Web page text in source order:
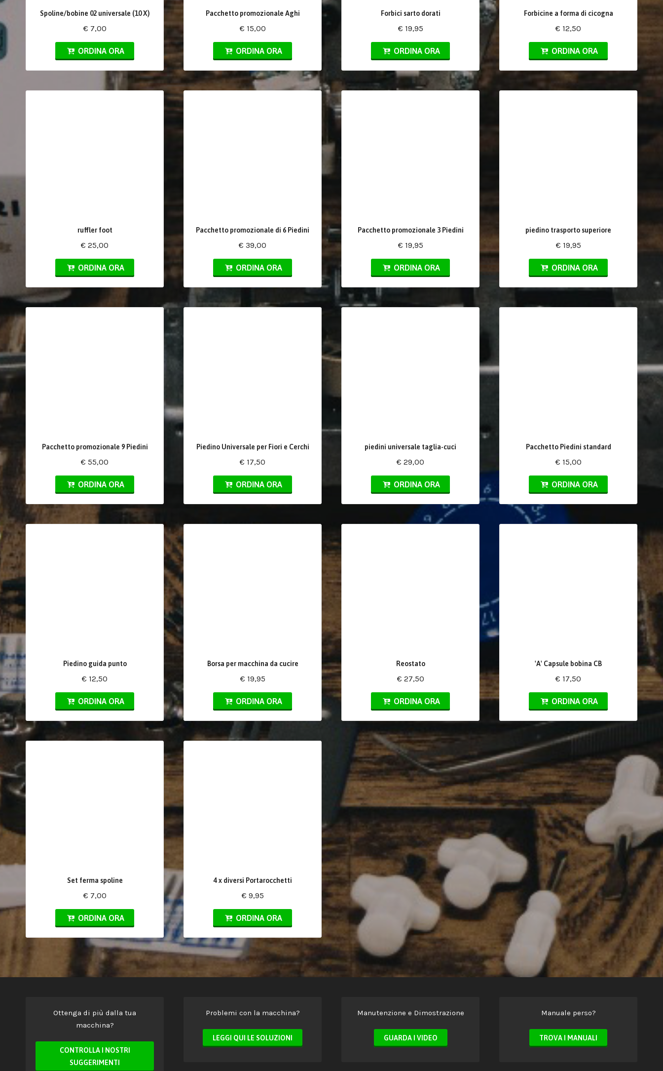
Spoline/bobine 02 universale (10 X)
€ 7,00
ORDINA ORA
Pacchetto promozionale Aghi
€ 15,00
ORDINA ORA
Forbici sarto dorati
€ 19,95
ORDINA ORA
Forbicine a forma di cicogna
€ 12,50
ORDINA ORA
ruffler foot
€ 25,00
ORDINA ORA
Pacchetto promozionale di 6 Piedini
€ 39,00
ORDINA ORA
Pacchetto promozionale 3 Piedini
€ 19,95
ORDINA ORA
piedino trasporto superiore
€ 19,95
ORDINA ORA
Pacchetto promozionale 9 Piedini
€ 55,00
ORDINA ORA
Piedino Universale per Fiori e Cerchi
€ 17,50
ORDINA ORA
piedini universale taglia-cuci
€ 29,00
ORDINA ORA
Pacchetto Piedini standard
€ 15,00
ORDINA ORA
Piedino guida punto
€ 12,50
ORDINA ORA
Borsa per macchina da cucire
€ 19,95
ORDINA ORA
Reostato
€ 27,50
ORDINA ORA
'A' Capsule bobina CB
€ 17,50
ORDINA ORA
Set ferma spoline
€ 7,00
ORDINA ORA
4 x diversi Portarocchetti
€ 9,95
ORDINA ORA
Ottenga di più dalla tua
macchina?
CONTROLLA I NOSTRI
SUGGERIMENTI
Problemi con la macchina?
LEGGI QUI LE SOLUZIONI
Manutenzione e Dimostrazione
GUARDA I VIDEO
Manuale perso?
TROVA I MANUALI